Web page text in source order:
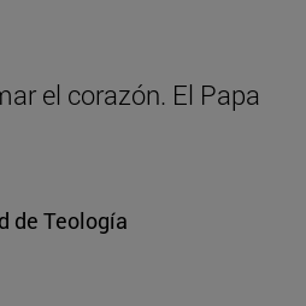
el corazón. El Papa
de Teología